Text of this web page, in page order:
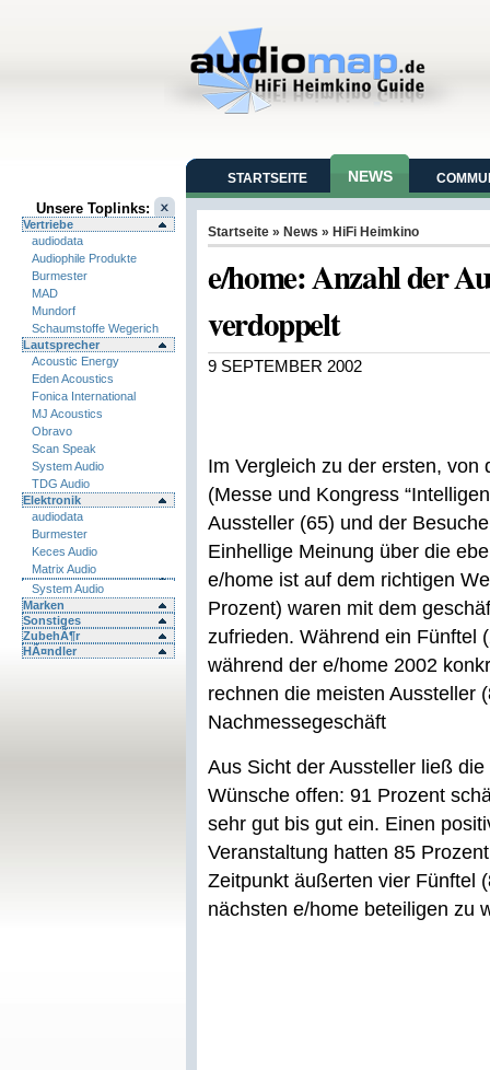
Unsere Toplinks:
Vertriebe
audiodata
Audiophile Produkte
Burmester
MAD
Mundorf
Schaumstoffe Wegerich
Lautsprecher
Acoustic Energy
Eden Acoustics
Fonica International
MJ Acoustics
Obravo
Scan Speak
System Audio
TDG Audio
Elektronik
audiodata
Burmester
Keces Audio
Matrix Audio
System Audio
Marken
Sonstiges
ZubehÃ¶r
HÃ¤ndler
STARTSEITE NEWS
Startseite » News » HiFi Heimkino
e/home: Anzahl der
verdoppelt
9 SEPTEMBER 2002
Im Vergleich zu der ersten,
(Messe und Kongress
Aussteller (65) und der
Einhellige Meinung über die
e/home ist auf dem richtigen
Prozent) waren mit dem
zufrieden. Während ein Fünftel
während der e/home 2002
rechnen die meisten Aussteller
Nachmessegeschäft
Aus Sicht der Aussteller ließ
Wünsche offen: 91 Prozent
sehr gut bis gut ein. Einen
Veranstaltung hatten 85
Zeitpunkt äußerten vier Fünftel
nächsten e/home beteiligen zu